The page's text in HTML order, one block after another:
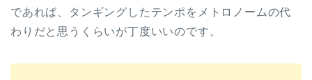
であれば、タンギングしたテンポをメトロノームの代
わりだと思うくらいが丁度いいのです。